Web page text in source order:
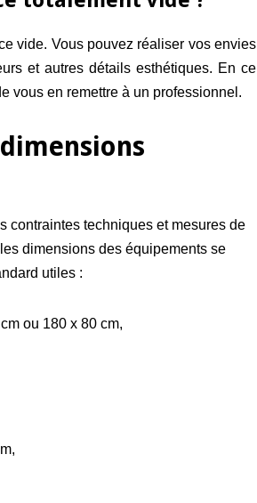
vide. Vous pouvez réaliser vos envies
et autres détails esthétiques. En ce
vous en remettre à un professionnel.
contraintes techniques et mesures de
dimensions des équipements se
utiles :
ou 180 x 80 cm,